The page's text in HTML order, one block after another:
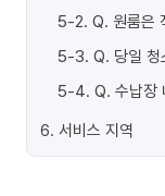
5-2. Q. 원룸은
5-3. Q. 당일 청
5-4. Q. 수납장
6. 서비스 지역